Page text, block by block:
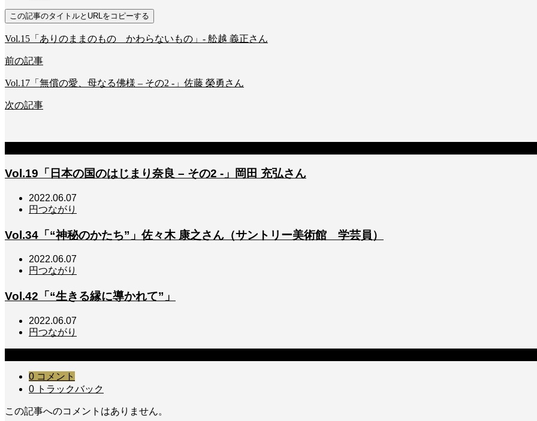
この記事のタイトルとURLをコピーする
Vol.15「ありのままのもの かわらないもの」- 舩越 義正さん
前の記事
Vol.17「無償の愛、母なる佛様 – その2 -」佐藤 榮勇さん
次の記事
Vol.19「日本の国のはじまり奈良 – その2 -」岡田 充弘さん
2022.06.07
円つながり
Vol.34「“神秘のかたち”」佐々木 康之さん（サントリー美術館 学芸員）
2022.06.07
円つながり
Vol.42「“生きる縁に導かれて”」
2022.06.07
円つながり
0 コメント
0 トラックバック
この記事へのコメントはありません。